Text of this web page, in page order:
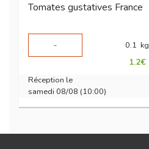
Tomates gustatives France
-
0.1 kg
1.2€
Réception le
samedi 08/08 (10:00)